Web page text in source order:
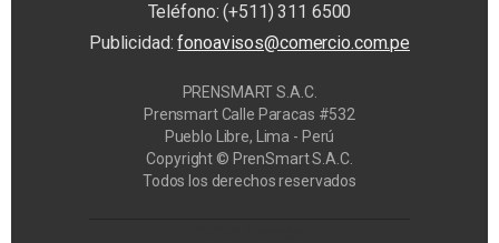
Teléfono: (+511) 311 6500
Publicidad:fonoavisos@comercio.com.pe
PRENSMART S.A.C.
Prensmart Calle Paracas #532
Pueblo Libre, Lima - Perú
Copyright © PrenSmart S.A.C.
Todos los derechos reservados